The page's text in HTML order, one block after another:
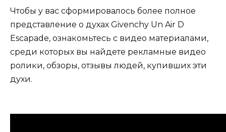
Чтобы у вас сформировалось более полное
представление о духах Givenchy Un Air D
Escapade, ознакомьтесь с видео материалами,
среди которых вы найдете рекламные видео
ролики, обзоры, отзывы людей, купивших эти
духи.